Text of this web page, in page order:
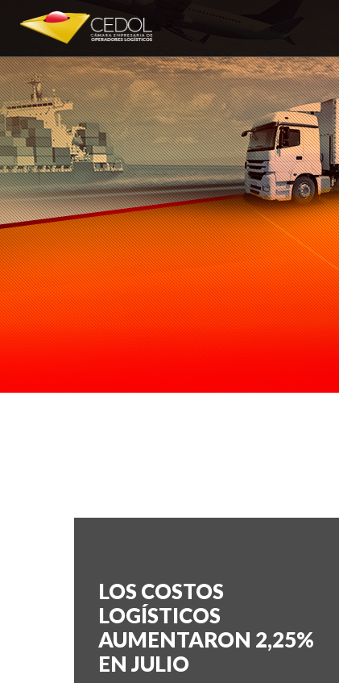
LOS COSTOS
LOGÍSTICOS
AUMENTARON 2,25%
EN JULIO